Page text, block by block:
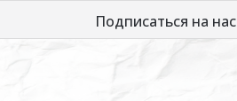
Подписаться на нас